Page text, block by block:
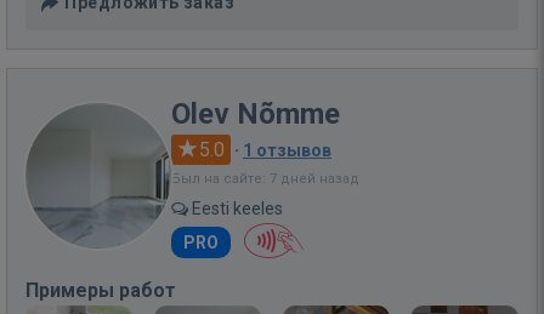
Olev Nõmme
5.0 · 1 отзывов
Был на сайте: 7 дней назад
Eesti keeles
PRO
Примеры работ